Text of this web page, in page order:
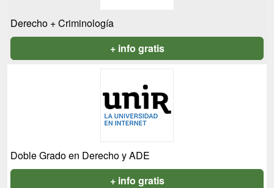
Derecho + Criminología
+ info gratis
Doble Grado en Derecho y ADE
+ info gratis